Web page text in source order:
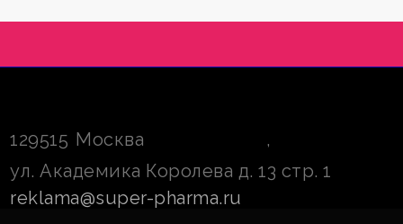
129515 Москва
,
ул. Академика Королева д. 13 стр. 1
reklama@super-pharma.ru